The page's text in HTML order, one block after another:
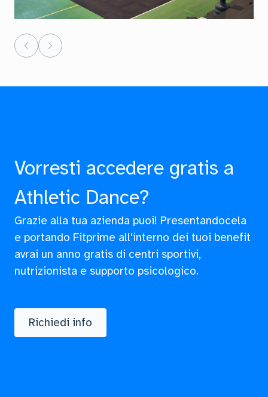
Vorresti accedere gratis a
Athletic Dance?
Grazie alla tua azienda puoi! Presentandocela
e portando Fitprime all'interno dei tuoi benefit
avrai un anno gratis di centri sportivi,
nutrizionista e supporto psicologico.
Richiedi info